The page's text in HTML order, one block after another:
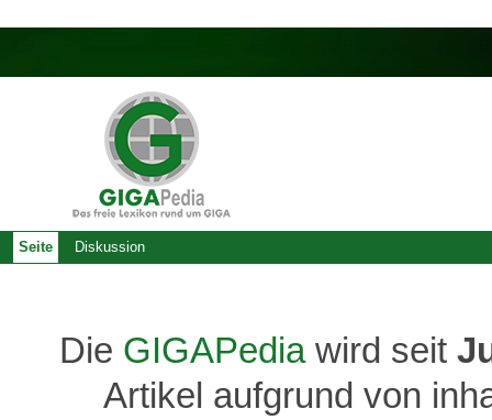
Die GIGAPediawird seit
Artikel aufgrund von
Seite Diskussion